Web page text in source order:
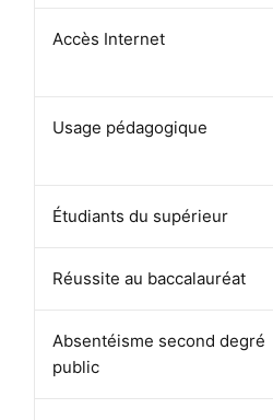
Accès Internet
Usage pédagogique
Étudiants du supérieur
Réussite au baccalauréat
Absentéisme second degré
public